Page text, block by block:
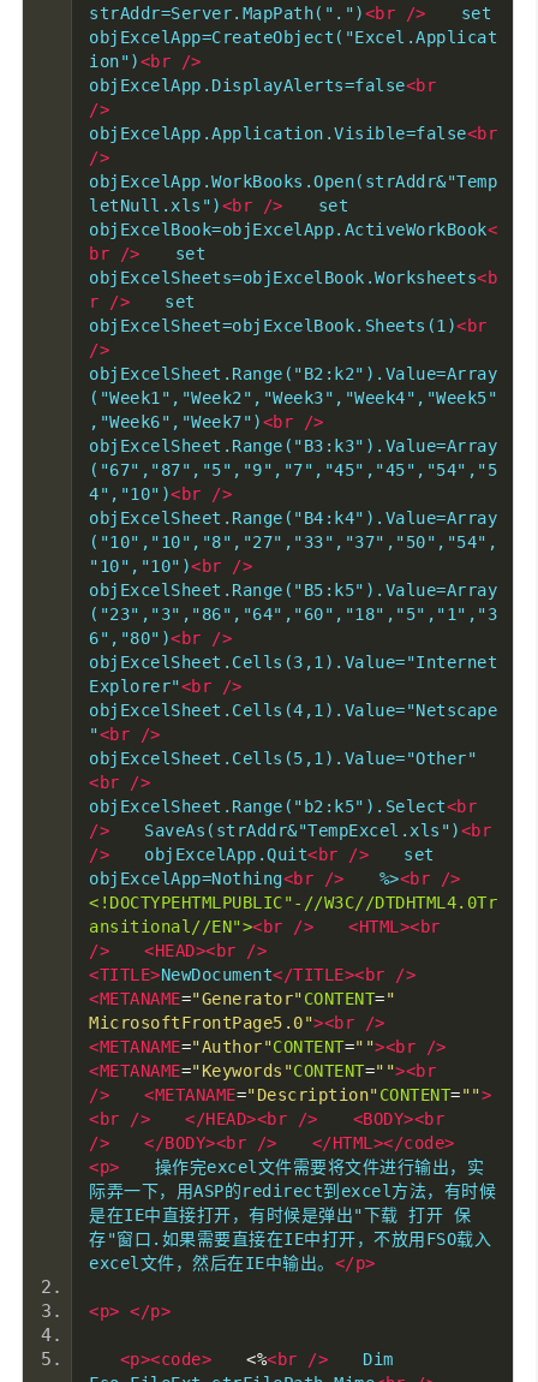
strAddr=Server.MapPath(".")<br /> set
objExcelApp=CreateObject("Excel.Applicat
ion")<br
/>
objExcelApp.DisplayAlerts=false<br
/>
objExcelApp.Application.Visible=false<br
/>
objExcelApp.WorkBooks.Open(strAddr&"Temp
letNull.xls")<br /> set
objExcelBook=objExcelApp.ActiveWorkBook<
br
/> set
objExcelSheets=objExcelBook.Worksheets<b
r
/> set
objExcelSheet=objExcelBook.Sheets(1)<br
/>
objExcelSheet.Range("B2:k2").Value=Array
("Week1","Week2","Week3","Week4","Week5"
,"Week6","Week7")<br
/>
objExcelSheet.Range("B3:k3").Value=Array
("67","87","5","9","7","45","45","54","5
4","10")<br
/>
objExcelSheet.Range("B4:k4").Value=Array
("10","10","8","27","33","37","50","54",
"10","10")<br
/>
objExcelSheet.Range("B5:k5").Value=Array
("23","3","86","64","60","18","5","1","3
6","80")<br
/>
objExcelSheet.Cells(3,1).Value="Internet
Explorer"<br
/>
objExcelSheet.Cells(4,1).Value="Netscape
"<br
/>
objExcelSheet.Cells(5,1).Value="Other"
<br
/>
objExcelSheet.Range("b2:k5").Select<br
/> SaveAs(strAddr&"TempExcel.xls")<br
/> objExcelApp.Quit<br /> set
objExcelApp=Nothing<br /> %><br
/>
<!DOCTYPEHTMLPUBLIC"-//W3C//DTDHTML4.0Tr
ansitional//EN"><br />
<HTML><br
/>
<HEAD><br
/>
<TITLE>NewDocument</TITLE><br
/>
<METANAME="Generator"CONTENT="
MicrosoftFrontPage5.0"><br
/>
<METANAME="Author"CONTENT=""><br
/>
<METANAME="Keywords"CONTENT=""><br
/>
<METANAME="Description"CONTENT="">
<br
/> </HEAD><br />
<BODY><br
/>
</BODY><br />
</HTML></code>
<p> 操作完excel文件需要将文件进行输出，实
际弄一下，用ASP的redirect到excel方法，有时候
是在IE中直接打开，有时候是弹出"下载 打开 保
存"窗口.如果需要直接在IE中打开，不放用FSO载入
excel文件，然后在IE中输出。 </p>
<p> </p>
<p><code> <%<br /> Dim